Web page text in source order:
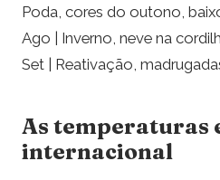
Poda, cores do outono,
Ago | Inverno, neve na
Set | Reativação,
As temperaturas
internacional